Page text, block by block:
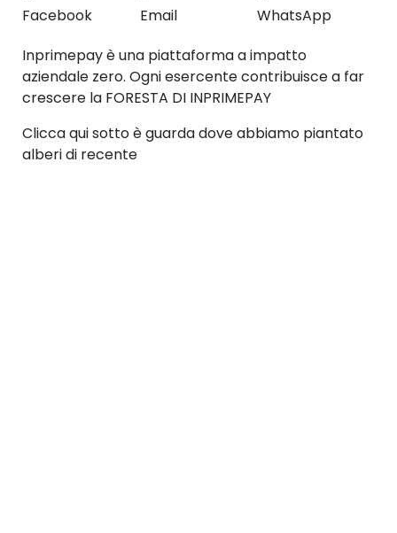
Facebook Email
WhatsApp
Inprimepay è una piattaforma a impatto
aziendale zero. Ogni esercente contribuisce a far
crescere la FORESTA DI INPRIMEPAY
Clicca qui sotto è guarda dove abbiamo piantato
alberi di recente